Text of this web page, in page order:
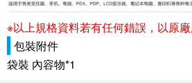
※以上規格資料若有任何錯誤，以原廠
包裝附件
袋裝 內容物*1